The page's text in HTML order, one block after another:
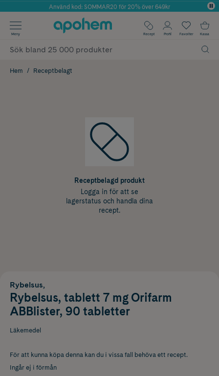
Årets Butik 2025 inom Skönhet
Använd kod: SOMMAR20 för 20% över 649kr
✓ Fri frakt
✓ Poäng på alla köp*
Meny Recept Profil Favoriter Kassa
Hem Receptbelagt
Receptbelagd produkt
Logga in för att se
lagerstatus och handla dina
recept.
Rybelsus,
Rybelsus, tablett 7 mg Orifarm
ABBlister, 90 tabletter
Läkemedel
För att kunna köpa denna kan du i vissa fall behöva ett recept.
Ingår ej i förmån